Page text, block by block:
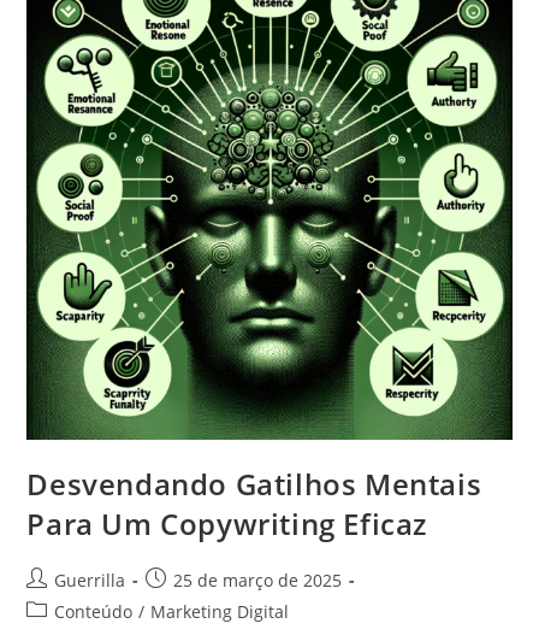
Desvendando Gatilhos Mentais
Para Um Copywriting Eficaz
Autor
do
Guerrilla
Post
publicado:
25 de março de 2025
Categoria
Conteúdo / Marketing Digital